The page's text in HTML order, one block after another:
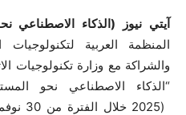
آيتي نيوز (الذكاء الاصطناعي نحو
المنظمة العربية لتكنولوجيات
والشراكة مع وزارة تكنولوجيات
“الذكاء الاصطناعي نحو
2025)